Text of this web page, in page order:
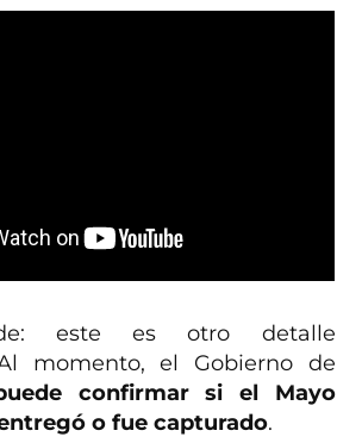
este es otro detalle
momento, el Gobierno de
confirmar si el Mayo
o fue capturado.